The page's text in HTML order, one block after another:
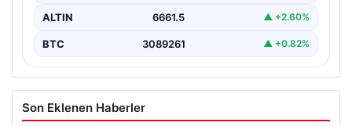
ALTIN 6661.5 ▲ +2.60%
BTC 3089261 ▲ +0.82%
Son Eklenen Haberler